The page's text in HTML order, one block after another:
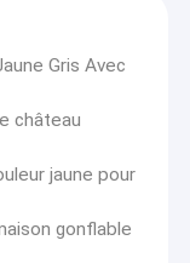
Gris Avec
château
jaune pour
gonflable